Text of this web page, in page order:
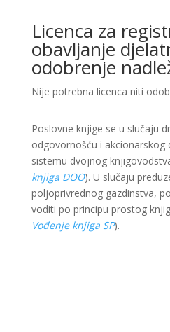
Licenca za
obavljanje
odobrenje
Nije potrebna licenca niti
Poslovne knjige se u slučaju
odgovornošću i
sistemu dvojnog
knjiga DOO). U slučaju
poljoprivrednog gazdinstva,
voditi po principu prostog
Vođenje knjiga SP).